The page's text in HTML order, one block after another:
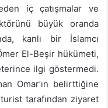
iç çatışmalar ve
büyük oranda
kanlı bir İslamcı
El-Beşir hükümeti,
ilgi göstermedi.
Omar’ın belirttiğine
tarafından ziyaret